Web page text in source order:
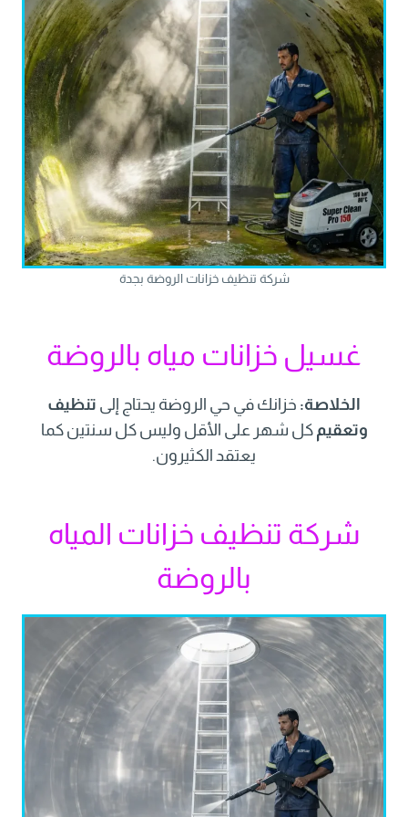
شركة تنظيف خزانات الروضة بجدة
غسيل خزانات مياه بالروضة
الخلاصة: خزانك في حي الروضة يحتاج إلى تنظيف
وتعقيم كل شهر على الأقل وليس كل سنتين كما
يعتقد الكثيرون.
شركة تنظيف خزانات المياه
بالروضة